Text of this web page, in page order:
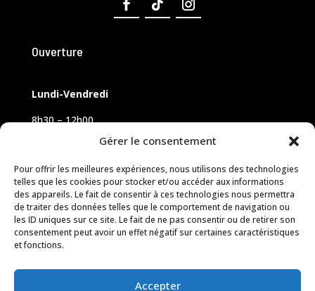
Gérer le consentement
Pour offrir les meilleures expériences, nous utilisons des technologies
telles que les cookies pour stocker et/ou accéder aux informations
des appareils. Le fait de consentir à ces technologies nous permettra
de traiter des données telles que le comportement de navigation ou
les ID uniques sur ce site. Le fait de ne pas consentir ou de retirer son
consentement peut avoir un effet négatif sur certaines caractéristiques
et fonctions.
Accepter
Ouverture
Lundi-Vendredi
8h30 – 12h00
Samedi sur rendez-vous